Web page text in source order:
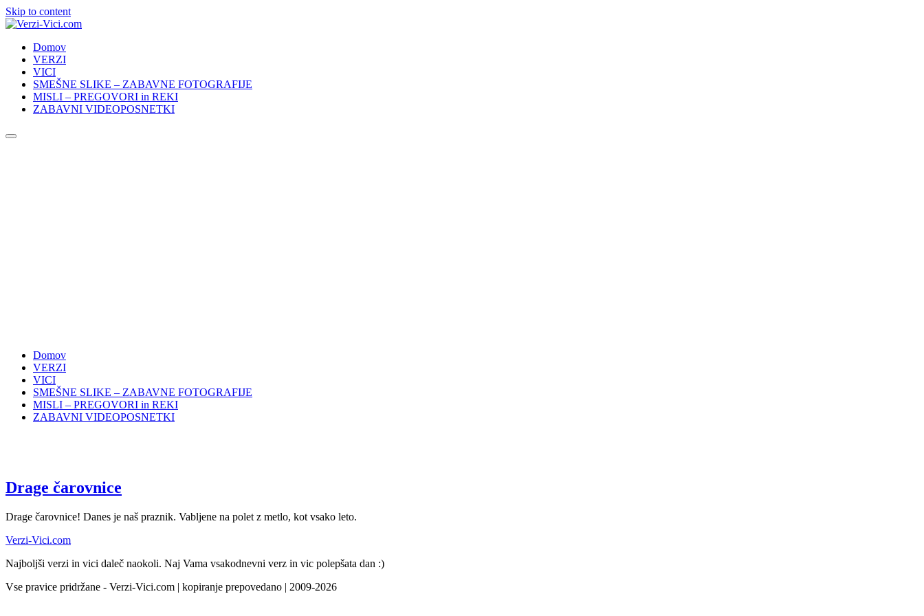
Skip to content
Domov
VERZI
VICI
SMEŠNE SLIKE – ZABAVNE FOTOGRAFIJE
MISLI – PREGOVORI in REKI
ZABAVNI VIDEOPOSNETKI
Domov
VERZI
VICI
SMEŠNE SLIKE – ZABAVNE FOTOGRAFIJE
MISLI – PREGOVORI in REKI
ZABAVNI VIDEOPOSNETKI
Drage čarovnice
Drage čarovnice! Danes je naš praznik. Vabljene na polet z metlo, kot vsako leto.
Verzi-Vici.com
Najboljši verzi in vici daleč naokoli. Naj Vama vsakodnevni verz in vic polepšata dan :)
Vse pravice pridržane - Verzi-Vici.com | kopiranje prepovedano | 2009-2026